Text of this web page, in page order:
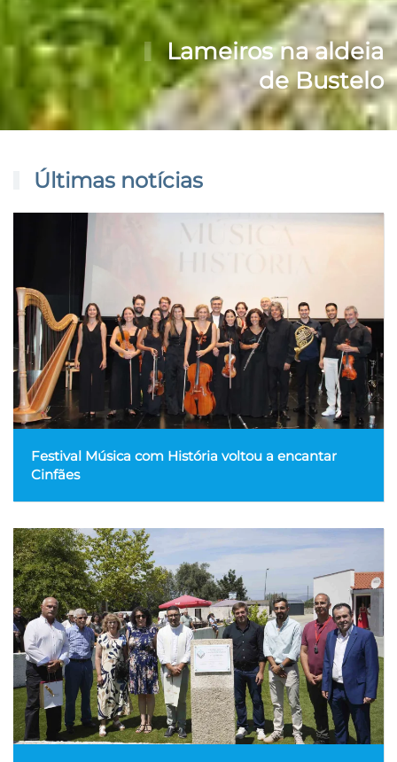
Lameiros na aldeia
de Bustelo
Últimas notícias
Festival Música com História voltou a encantar
Cinfães